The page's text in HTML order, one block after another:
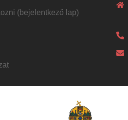
(bejelentkező lap)